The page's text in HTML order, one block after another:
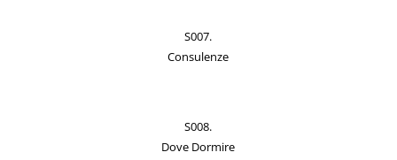
S007.
Consulenze
S008.
Dove Dormire